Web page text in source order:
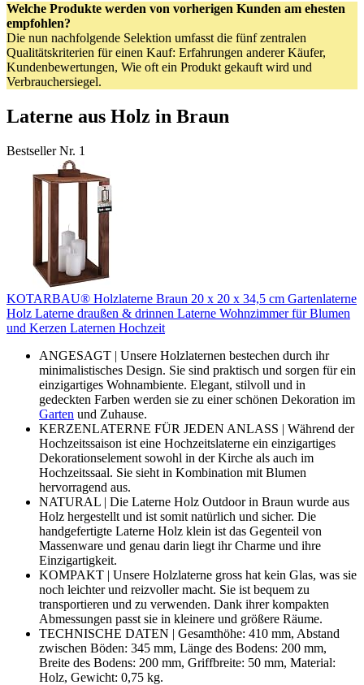
Welche Produkte werden von vorherigen Kunden am ehesten
empfohlen?
Die nun nachfolgende Selektion umfasst die fünf zentralen
Qualitätskriterien für einen Kauf: Erfahrungen anderer Käufer,
Kundenbewertungen, Wie oft ein Produkt gekauft wird und
Verbrauchersiegel.
Laterne aus Holz in Braun
Bestseller Nr. 1
KOTARBAU® Holzlaterne Braun 20 x 20 x 34,5 cm Gartenlaterne
Holz Laterne draußen & drinnen Laterne Wohnzimmer für Blumen
und Kerzen Laternen Hochzeit
ANGESAGT | Unsere Holzlaternen bestechen durch ihr
minimalistisches Design. Sie sind praktisch und sorgen für ein
einzigartiges Wohnambiente. Elegant, stilvoll und in
gedeckten Farben werden sie zu einer schönen Dekoration im
Garten und Zuhause.
KERZENLATERNE FÜR JEDEN ANLASS | Während der
Hochzeitssaison ist eine Hochzeitslaterne ein einzigartiges
Dekorationselement sowohl in der Kirche als auch im
Hochzeitssaal. Sie sieht in Kombination mit Blumen
hervorragend aus.
NATURAL | Die Laterne Holz Outdoor in Braun wurde aus
Holz hergestellt und ist somit natürlich und sicher. Die
handgefertigte Laterne Holz klein ist das Gegenteil von
Massenware und genau darin liegt ihr Charme und ihre
Einzigartigkeit.
KOMPAKT | Unsere Holzlaterne gross hat kein Glas, was sie
noch leichter und reizvoller macht. Sie ist bequem zu
transportieren und zu verwenden. Dank ihrer kompakten
Abmessungen passt sie in kleinere und größere Räume.
TECHNISCHE DATEN | Gesamthöhe: 410 mm, Abstand
zwischen Böden: 345 mm, Länge des Bodens: 200 mm,
Breite des Bodens: 200 mm, Griffbreite: 50 mm, Material:
Holz, Gewicht: 0,75 kg.